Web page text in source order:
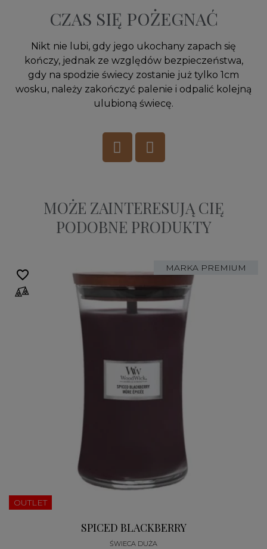
CZAS SIĘ POŻEGNAĆ
Nikt nie lubi, gdy jego ukochany zapach się
kończy, jednak ze względów bezpieczeństwa,
gdy na spodzie świecy zostanie już tylko 1cm
wosku, należy zakończyć palenie i odpalić kolejną
ulubioną świecę.
MOŻE ZAINTERESUJĄ CIĘ
PODOBNE PRODUKTY
MARKA PREMIUM
OUTLET
SPICED BLACKBERRY
ŚWIECA DUŻA
favorite_border